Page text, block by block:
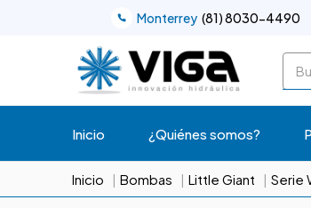
Monterrey (81) 8030-4490
Inicio ¿Quiénes somos?
Inicio Bombas Little Giant Serie